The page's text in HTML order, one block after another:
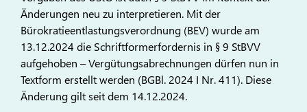
Änderungen neu zu interpretieren. Mit der
Bürokratieentlastungsverordnung (BEV) wurde am
13.12.2024 die Schriftformerfordernis in § 9 StBVV
aufgehoben – Vergütungsabrechnungen dürfen nun in
Textform erstellt werden (BGBl. 2024 I Nr. 411). Diese
Änderung gilt seit dem 14.12.2024.